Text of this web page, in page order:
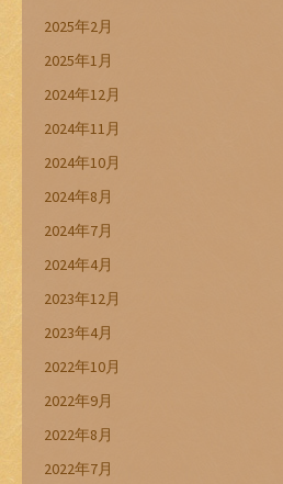
2025年2月
2025年1月
2024年12月
2024年11月
2024年10月
2024年8月
2024年7月
2024年4月
2023年12月
2023年4月
2022年10月
2022年9月
2022年8月
2022年7月